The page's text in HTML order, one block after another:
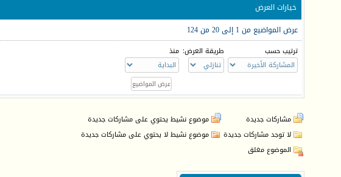
خيارات العرض
عرض المواضيع من 1 إلى 20 من 124
ترتيب حسب طريقة العرض: منذ
مشاركات جديدة
موضوع نشيط يحتوي على مشاركات جديدة
لا توجد مشاركات جديدة
موضوع نشيط لا يحتوي على مشاركات جديدة
الموضوع مغلق